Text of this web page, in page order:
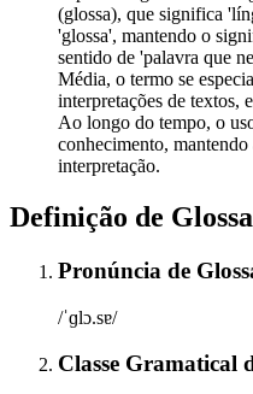
(glossa), que significa
'glossa', mantendo o
sentido de 'palavra que
Média, o termo se
interpretações de textos,
Ao longo do tempo, o
conhecimento,
interpretação.
Definição de Glossa
Pronúncia de
/ˈɡlɔ.sɐ/
Classe Gramatical